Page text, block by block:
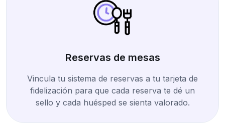
Reservas de mesas
Vincula tu sistema de reservas a tu tarjeta de
fidelización para que cada reserva te dé un
sello y cada huésped se sienta valorado.